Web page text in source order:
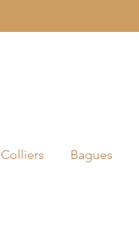
Colliers Bagues